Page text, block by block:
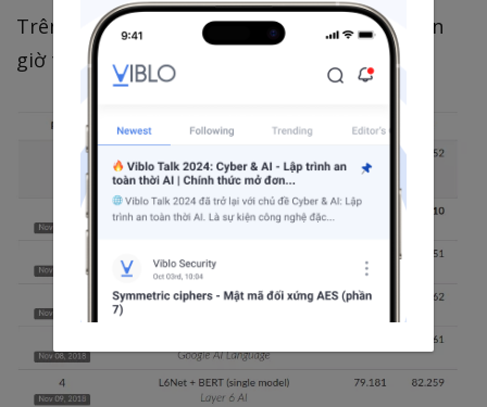
Trên SQUAD v2.0, Top 6 kết quả tốt nhất hiện
giờ toàn bộ là của BERT.